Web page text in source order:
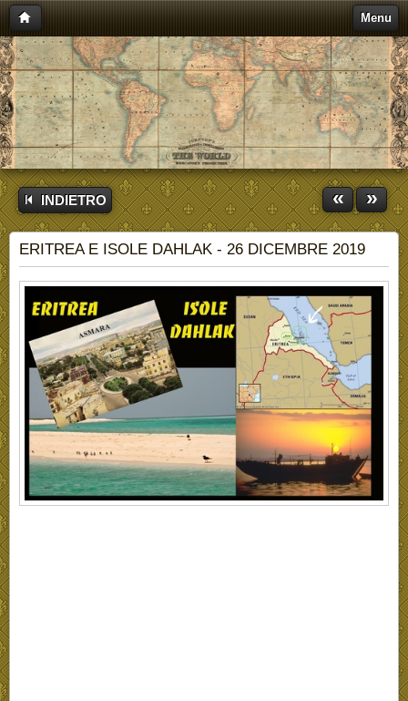
Menu
INDIETRO « »
ERITREA E ISOLE DAHLAK - 26 DICEMBRE 2019